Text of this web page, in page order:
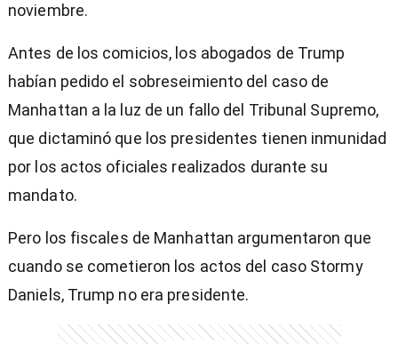
noviembre.
Antes de los comicios, los abogados de Trump
habían pedido el sobreseimiento del caso de
Manhattan a la luz de un fallo del Tribunal Supremo,
que dictaminó que los presidentes tienen inmunidad
por los actos oficiales realizados durante su
mandato.
Pero los fiscales de Manhattan argumentaron que
cuando se cometieron los actos del caso Stormy
Daniels, Trump no era presidente.